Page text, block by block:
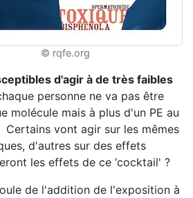
© rqfe.org
d'agir à de très faibles
personne ne va pas être
molécule mais à plus d'un PE au
vont agir sur les mêmes
d'autres sur des effets
les effets de ce ‘cocktail' ?
de l'addition de l'exposition à